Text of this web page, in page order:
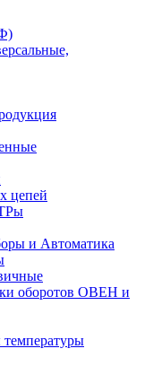
цепей
и Автоматика
оборотов ОВЕН и
температуры